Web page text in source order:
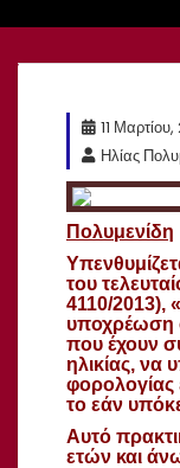
11 Μαρτίου,
Ηλίας
Πολυμενίδη
του
4110/2013),
υποχρέωση
που έχουν
ηλικίας, να
φορολογίας
το εάν
Αυτό
ετών και